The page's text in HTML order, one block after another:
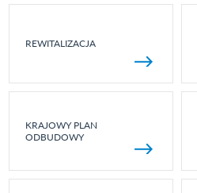
REWITALIZACJA
KRAJOWY PLAN
ODBUDOWY